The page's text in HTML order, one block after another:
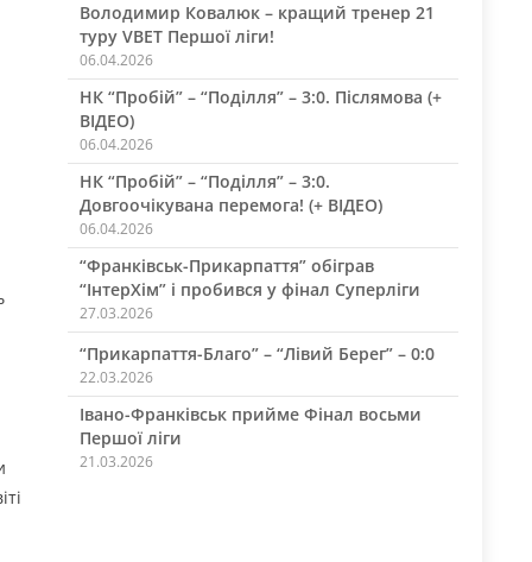
Володимир Ковалюк – кращий тренер 21
туру VBET Першої ліги!
06.04.2026
НК “Пробій” – “Поділля” – 3:0. Післямова (+
ВІДЕО)
06.04.2026
НК “Пробій” – “Поділля” – 3:0.
Довгоочікувана перемога! (+ ВІДЕО)
06.04.2026
“Франківськ-Прикарпаття” обіграв
“ІнтерХім” і пробився у фінал Суперліги
27.03.2026
“Прикарпаття-Благо” – “Лівий Берег” – 0:0
22.03.2026
Івано-Франківськ прийме Фінал восьми
Першої ліги
21.03.2026